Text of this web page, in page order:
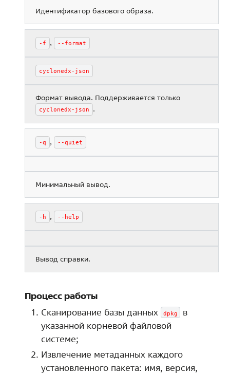
Идентификатор базового образа.
-f , --format
cyclonedx-json
Формат вывода. Поддерживается только
cyclonedx-json .
-q , --quiet
Минимальный вывод.
-h , --help
Вывод справки.
Процесс работы
Сканирование базы данных
dpkg
в
указанной корневой файловой
системе;
Извлечение метаданных каждого
установленного пакета: имя, версия,